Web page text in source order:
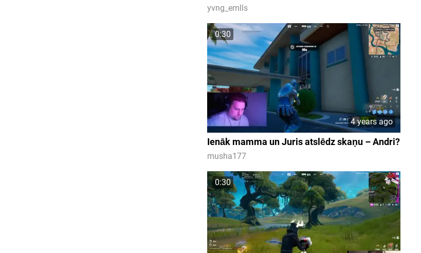
yvng_emlls
0:30
4 years ago
Ienāk mamma un Juris atslēdz skaņu – Andri?
musha177
0:30